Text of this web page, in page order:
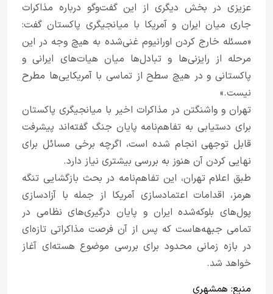
عزیزی در بخش دیگری از این گفت‌وگو درباره مذاکرات
جاری میان ایران و آمریکا با میانجیگری پاکستان گفت:
«مسئله خارج کردن اورانیوم غنی‌شده به هیچ وجه در این
مرحله از رایزنی‌ها و تبادل‌ها میان هیات‌های ایرانی و
پاکستانی و در هیچ سطح از تماسی با آمریکایی‌ها مطرح
نیست.»
تهران و واشنگتن در مذاکرات اخیر با میانجیگری پاکستان
برای دستیابی به تفاهم‌نامه پایان جنگ گفته‌اند پیشرفت
قابل توجهی انجام شده است، اگرچه برخی مسائل برای
نهایی کردن آن هنوز به بررسی بیشتری نیاز دارد.
طبق اعلام تهران، این تفاهم‌نامه در بحث بازگشایی تنگه
هرمز، اقدامات اعتمادسازی آمریکا از جمله با آزادسازی
پول‌های بلوکه‌شده ایران و پایان درگیری‌های نظامی در
تمامی جبهه‌هاست که پس از آن فرصت مذاکراتی تازه‌ای
در بازه زمانی محدود برای بررسی موضوع هسته‌ای آغاز
خواهد شد.
منبع: همشهری